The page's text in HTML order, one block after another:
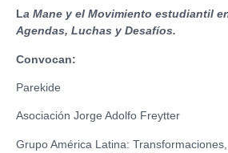
La Mane y el Movimiento estudiantil
Agendas, Luchas y Desafíos.
Convocan:
Parekide
Asociación Jorge Adolfo Freytter
Grupo América Latina: